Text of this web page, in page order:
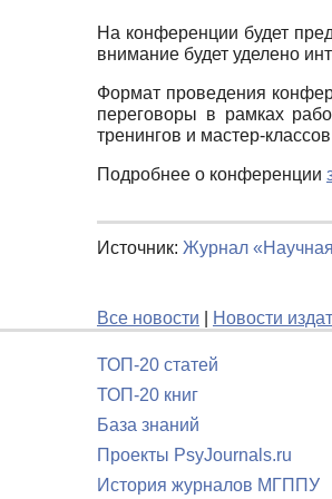
На конференции будет
внимание будет уделено
Формат проведения
переговоры в рамках
тренингов и мастер-
Подробнее о конференции
Источник: Журнал
Все новости Новости
ТОП-20 статей
ТОП-20 книг
База знаний
Проекты PsyJournals.ru
История журналов МГППУ